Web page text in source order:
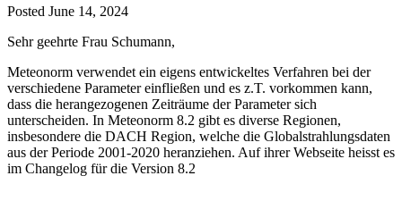
Posted June 14, 2024
Sehr geehrte Frau Schumann,
Meteonorm verwendet ein eigens entwickeltes Verfahren bei der
verschiedene Parameter einfließen und es z.T. vorkommen kann,
dass die herangezogenen Zeiträume der Parameter sich
unterscheiden. In Meteonorm 8.2 gibt es diverse Regionen,
insbesondere die DACH Region, welche die Globalstrahlungsdaten
aus der Periode 2001-2020 heranziehen. Auf ihrer Webseite heisst es
im Changelog für die Version 8.2